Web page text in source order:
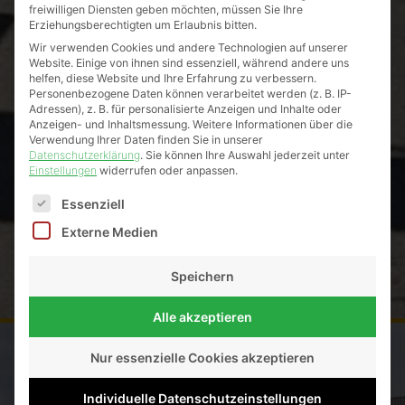
freiwilligen Diensten geben möchten, müssen Sie Ihre
Erziehungsberechtigten um Erlaubnis bitten.
Wir verwenden Cookies und andere Technologien auf unserer
Website. Einige von ihnen sind essenziell, während andere uns
helfen, diese Website und Ihre Erfahrung zu verbessern.
Personenbezogene Daten können verarbeitet werden (z. B. IP-
Adressen), z. B. für personalisierte Anzeigen und Inhalte oder
Anzeigen- und Inhaltsmessung. Weitere Informationen über die
Verwendung Ihrer Daten finden Sie in unserer
Datenschutzerklärung. Sie können Ihre Auswahl jederzeit unter
Einstellungen widerrufen oder anpassen.
Es folgt eine Liste der Service-Gruppen, für die eine
Essenziell
Externe Medien
Speichern
Alle akzeptieren
Nur essenzielle Cookies akzeptieren
Individuelle Datenschutzeinstellungen